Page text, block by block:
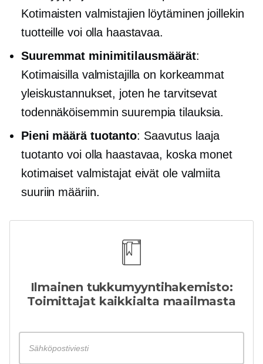
Kotimaisten valmistajien löytäminen joillekin
tuotteille voi olla haastavaa.
Suuremmat minimitilausmäärät:
Kotimaisilla valmistajilla on korkeammat
yleiskustannukset, joten he tarvitsevat
todennäköisemmin suurempia tilauksia.
Pieni määrätuotanto: Saavutus laaja
tuotanto voi olla haastavaa, koska monet
kotimaiset valmistajat eivät ole valmiita
suuriin määriin.
Ilmainen tukkumyyntihakemisto:
Toimittajat kaikkialta maailmasta